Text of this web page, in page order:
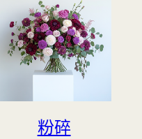
粉碎